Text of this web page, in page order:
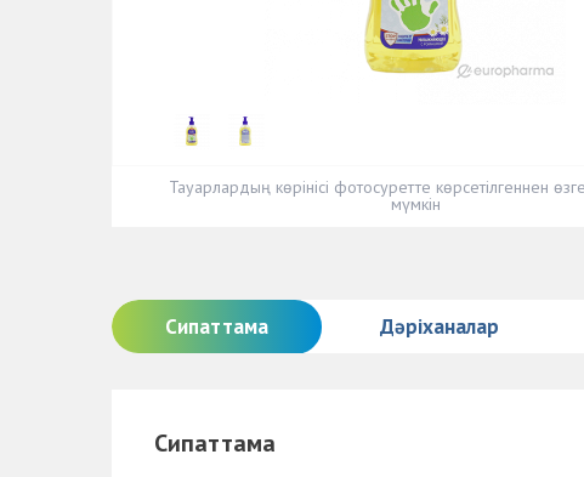
Тауарлардың көрінісі фотосуретте көрсетілгеннен
мүмкін
Сипаттама Дәріханалар
Сипаттама